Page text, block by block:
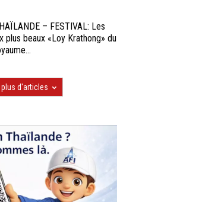
– FESTIVAL: Les
plus beaux «Loy Krathong» du
d'articles